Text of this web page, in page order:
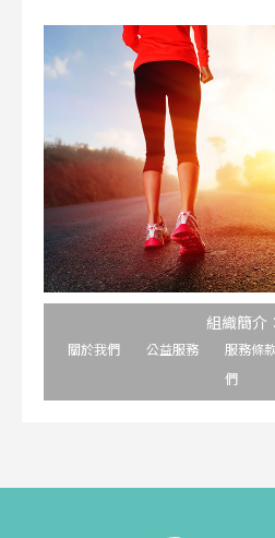
組織簡介：
關於我們 公益服務 服務條
們